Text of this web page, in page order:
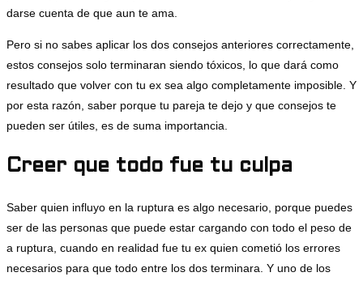
darse cuenta de que aun te ama.
Pero si no sabes aplicar los dos consejos anteriores correctamente,
estos consejos solo terminaran siendo tóxicos, lo que dará como
resultado que volver con tu ex sea algo completamente imposible. Y
por esta razón, saber porque tu pareja te dejo y que consejos te
pueden ser útiles, es de suma importancia.
Creer que todo fue tu culpa
Saber quien influyo en la ruptura es algo necesario, porque puedes
ser de las personas que puede estar cargando con todo el peso de
a ruptura, cuando en realidad fue tu ex quien cometió los errores
necesarios para que todo entre los dos terminara. Y uno de los